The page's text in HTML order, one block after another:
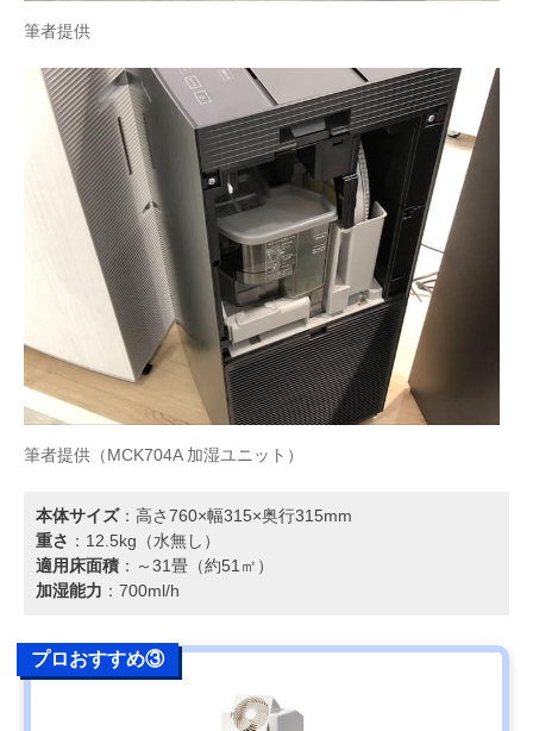
筆者提供
筆者提供（MCK704A 加湿ユニット）
本体サイズ：高さ760×幅315×奥行315mm
重さ ：12.5kg（水無し）
適用床面積 ：～31畳（約51㎡）
加湿能力 ：700ml/h
プロおすすめ③